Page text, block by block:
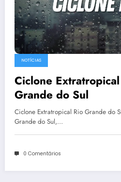
NOTÍCIAS
Ciclone
Grande do Sul
Ciclone Extratropical Rio Grande do
Grande do Sul,…
0 Comentários